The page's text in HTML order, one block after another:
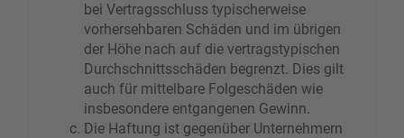
bei Vertragsschluss typischerweise
vorhersehbaren Schäden und im übrigen
der Höhe nach auf die vertragstypischen
Durchschnittsschäden begrenzt. Dies gilt
auch für mittelbare Folgeschäden wie
insbesondere entgangenen Gewinn.
Die Haftung ist gegenüber Unternehmern